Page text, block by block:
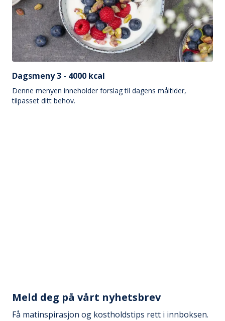
Dagsmeny 3 - 4000 kcal
Denne menyen inneholder forslag til dagens måltider,
tilpasset ditt behov.
Meld deg på vårt nyhetsbrev
Få matinspirasjon og kostholdstips rett i innboksen.